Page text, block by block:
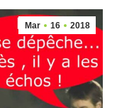
Mar 16 2018